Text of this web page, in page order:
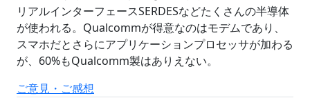
リアルインターフェースSERDESなどたくさんの半導体
が使われる。Qualcommが得意なのはモデムであり、
スマホだとさらにアプリケーションプロセッサが加わる
が、60%もQualcomm製はありえない。
ご意見・ご感想